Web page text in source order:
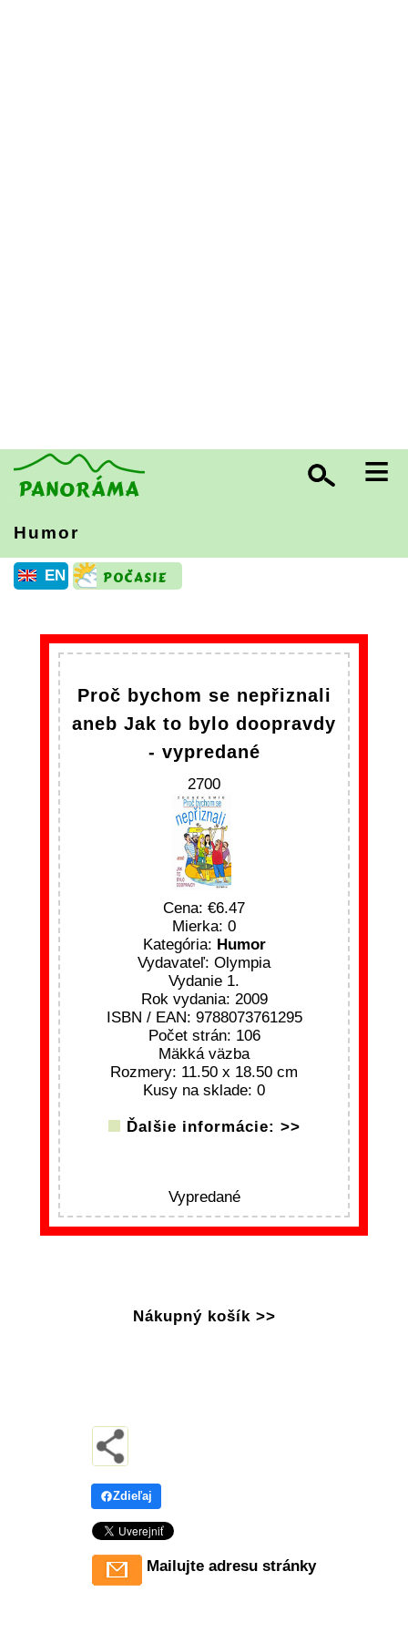
≡
Humor
EN
Proč bychom se nepřiznali
aneb Jak to bylo doopravdy
- vypredané
2700
Cena:
6.47
Mierka: 0
Kategória: Humor
Vydavateľ: Olympia
Vydanie 1.
Rok vydania: 2009
ISBN / EAN: 9788073761295
Počet strán: 106
Mäkká väzba
Rozmery: 11.50 x 18.50 cm
Kusy na sklade: 0
Ďalšie informácie: >>
Vypredané
Nákupný košík >>
Zdieľaj
Mailujte adresu stránky